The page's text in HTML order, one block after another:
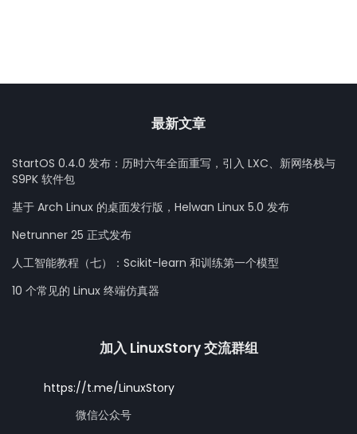
最新文章
StartOS 0.4.0 发布：历时六年全面重写，引入 LXC、新网络栈与
S9PK 软件包
基于 Arch Linux 的桌面发行版，Helwan Linux 5.0 发布
Netrunner 25 正式发布
人工智能教程（七）：Scikit-learn 和训练第一个模型
10 个常见的 Linux 终端仿真器
加入 LinuxStory 交流群组
https://t.me/LinuxStory
微信公众号